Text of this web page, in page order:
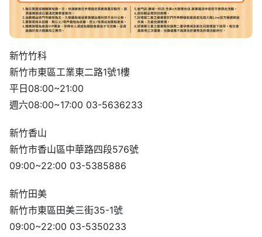
新竹竹科
新竹市東區工業東二路1號1樓
平日08:00~21:00
週六08:00~17:00 03-5636233
新竹香山
新竹市香山區中華路四段576號
09:00~22:00 03-5385886
新竹田美
新竹市東區田美三街35-1號
09:00~22:00 03-5350233